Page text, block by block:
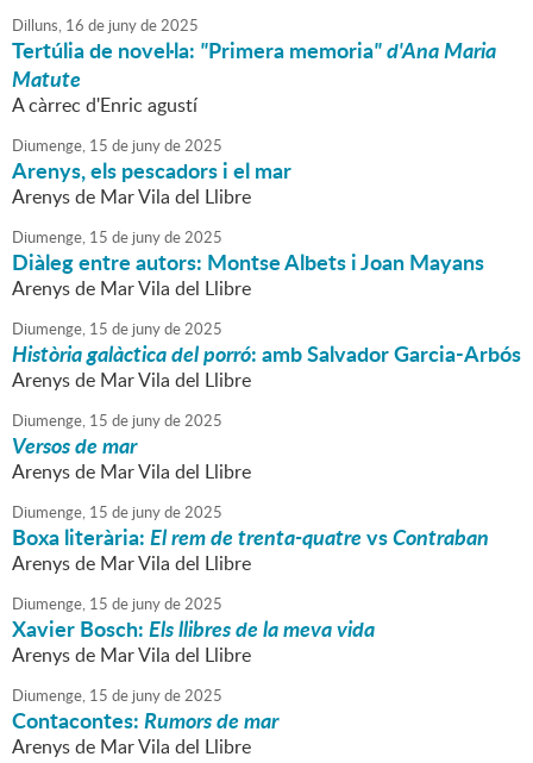
Dilluns, 16 de junyde2025
Tertúlia de novel·la: "Primera memoria" d'Ana Maria
Matute
A càrrec d'Enric agustí
Diumenge, 15 de junyde2025
Arenys, els pescadors i el mar
Arenys de Mar Vila del Llibre
Diumenge, 15 de junyde2025
Diàleg entre autors: Montse Albets i Joan Mayans
Arenys de Mar Vila del Llibre
Diumenge, 15 de junyde2025
Història galàctica del porró: amb Salvador Garcia-Arbós
Arenys de Mar Vila del Llibre
Diumenge, 15 de junyde2025
Versos de mar
Arenys de Mar Vila del Llibre
Diumenge, 15 de junyde2025
Boxa literària:El rem de trenta-quatrevsContraban
Arenys de Mar Vila del Llibre
Diumenge, 15 de junyde2025
Xavier Bosch:Els llibres de la meva vida
Arenys de Mar Vila del Llibre
Diumenge, 15 de junyde2025
Contacontes:Rumors de mar
Arenys de Mar Vila del Llibre